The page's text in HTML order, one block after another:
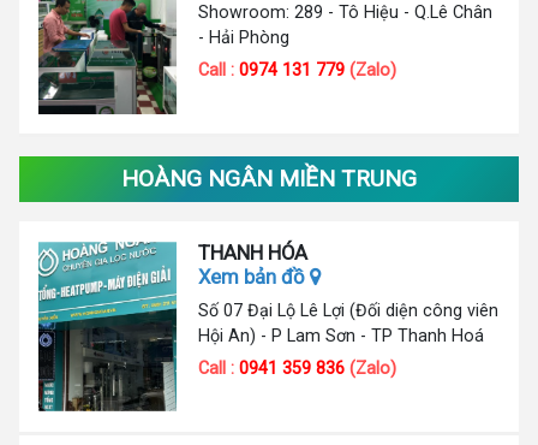
Showroom: 289 - Tô Hiệu - Q.Lê Chân
- Hải Phòng
Call :0974 131 779 (Zalo)
HOÀNG NGÂN MIỀN TRUNG
THANH HÓA
Xem bản đồ
Số 07 Đại Lộ Lê Lợi (Đối diện công viên
Hội An) - P Lam Sơn - TP Thanh Hoá
Call :0941 359 836 (Zalo)